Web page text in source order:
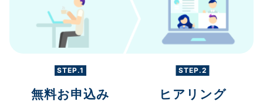
STEP.1
無料お申込み
STEP.2
ヒアリング